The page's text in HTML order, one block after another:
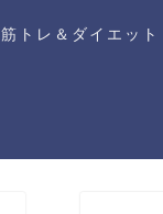
筋トレ＆ダイエット